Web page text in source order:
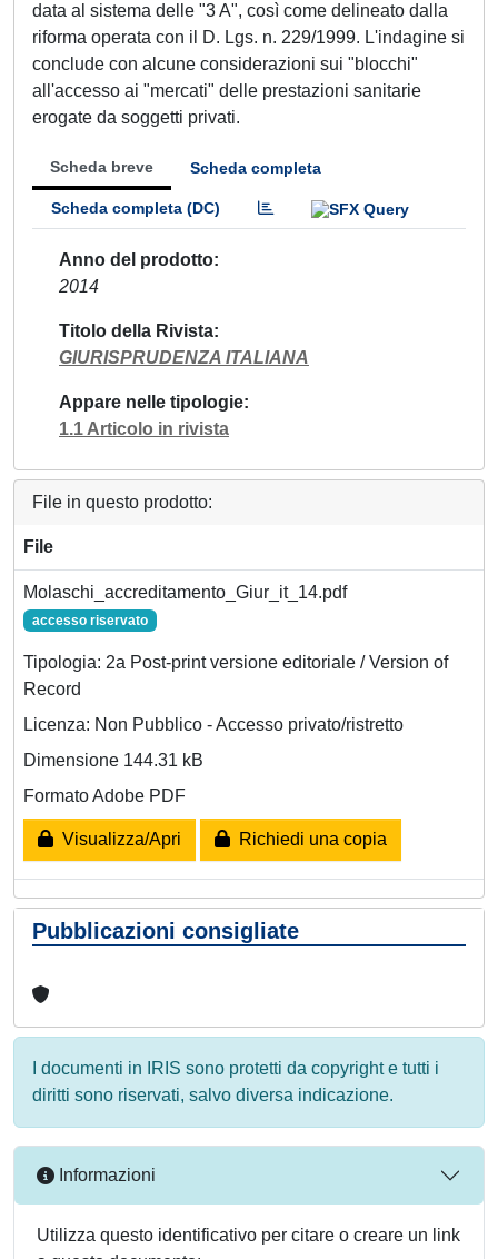
data al sistema delle "3 A", così come delineato dalla
riforma operata con il D. Lgs. n. 229/1999. L'indagine si
conclude con alcune considerazioni sui "blocchi"
all'accesso ai "mercati" delle prestazioni sanitarie
erogate da soggetti privati.
Scheda breve Scheda completa
Scheda completa (DC)
Anno del prodotto
2014
Titolo della Rivista
GIURISPRUDENZA ITALIANA
Appare nelle tipologie
1.1 Articolo in rivista
File in questo prodotto:
File
Molaschi_accreditamento_Giur_it_14.pdf
accesso riservato
Tipologia: 2a Post-print versione editoriale / Version of
Record
Licenza: Non Pubblico - Accesso privato/ristretto
Dimensione 144.31 kB
Formato Adobe PDF
Visualizza/Apri Richiedi una copia
Pubblicazioni consigliate
I documenti in IRIS sono protetti da copyright e tutti i
diritti sono riservati, salvo diversa indicazione.
Informazioni
Utilizza questo identificativo per citare o creare un link